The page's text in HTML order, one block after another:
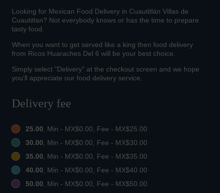
Looking for Mexican Food Delivery in Cuautitlán Villas de
Cuautitlan? Not everybody knows or has the time to prepare
tasty food.
When you want to get served like a king then food delivery
from Ricos Huaraches Del 6 will be your best choice.
Simply select "Delivery" at the checkout screen and we hope
you'll appreciate our food delivery service.
Delivery fee
25.00, Min - MX$0.00, Fee - MX$25.00
30.00, Min - MX$0.00, Fee - MX$30.00
35.00, Min - MX$0.00, Fee - MX$35.00
40.00, Min - MX$0.00, Fee - MX$40.00
50.00, Min - MX$0.00, Fee - MX$50.00